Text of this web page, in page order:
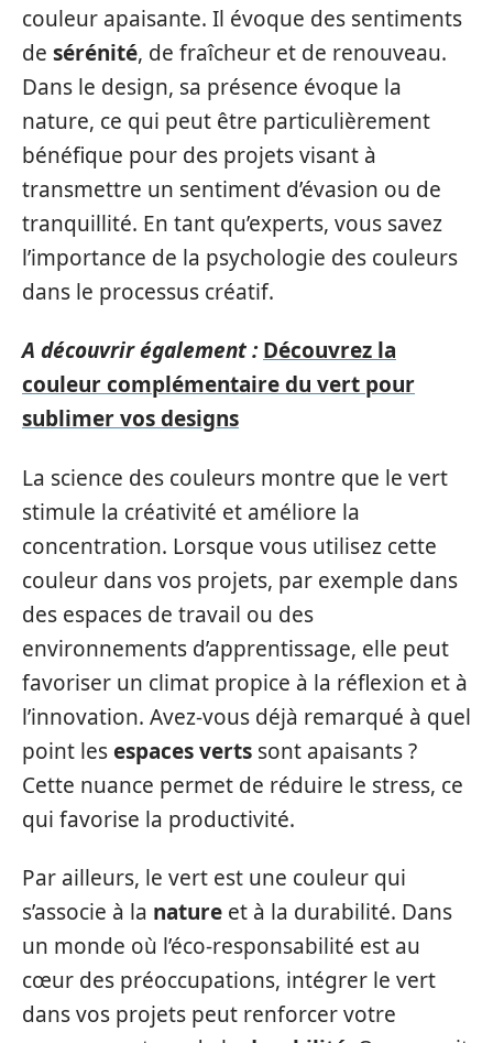
couleur apaisante. Il évoque des sentiments
de sérénité, de fraîcheur et de renouveau.
Dans le design, sa présence évoque la
nature, ce qui peut être particulièrement
bénéfique pour des projets visant à
transmettre un sentiment d’évasion ou de
tranquillité. En tant qu’experts, vous savez
l’importance de la psychologie des couleurs
dans le processus créatif.
A découvrir également : Découvrez la
couleur complémentaire du vert pour
sublimer vos designs
La science des couleurs montre que le vert
stimule la créativité et améliore la
concentration. Lorsque vous utilisez cette
couleur dans vos projets, par exemple dans
des espaces de travail ou des
environnements d’apprentissage, elle peut
favoriser un climat propice à la réflexion et à
l’innovation. Avez-vous déjà remarqué à quel
point lesespaces verts sont apaisants ?
Cette nuance permet de réduire le stress, ce
qui favorise la productivité.
Par ailleurs, le vert est une couleur qui
s’associe à la nature et à la durabilité. Dans
un monde où l’éco-responsabilité est au
cœur des préoccupations, intégrer le vert
dans vos projets peut renforcer votre